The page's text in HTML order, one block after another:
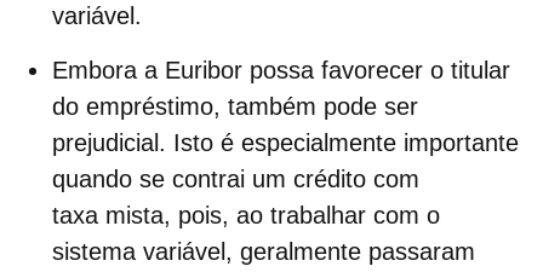
variável.
Embora a Euribor possa favorecer o titular
do empréstimo, também pode ser
prejudicial. Isto é especialmente importante
quando se contrai um crédito com
taxa mista, pois, ao trabalhar com o
sistema variável, geralmente passaram